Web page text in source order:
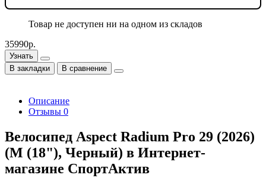
Товар не доступен ни на одном из складов
35990р.
Узнать
В закладки
В сравнение
Описание
Отзывы 0
Велосипед Aspect Radium Pro 29 (2026)
(M (18"), Черный) в Интернет-
магазине СпортАктив